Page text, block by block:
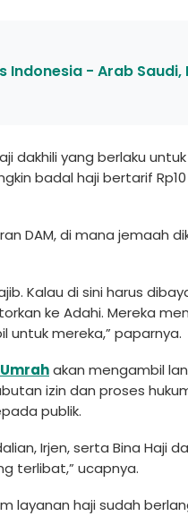
- Arab Saudi,
dakhili yang berlaku
badal haji bertarif
DAM, di mana jemaah
Kalau di sini harus
ke Adahi. Mereka
untuk mereka,” paparnya.
akan mengambil
izin dan proses
publik.
Irjen, serta Bina Haji
terlibat,” ucapnya.
layanan haji sudah